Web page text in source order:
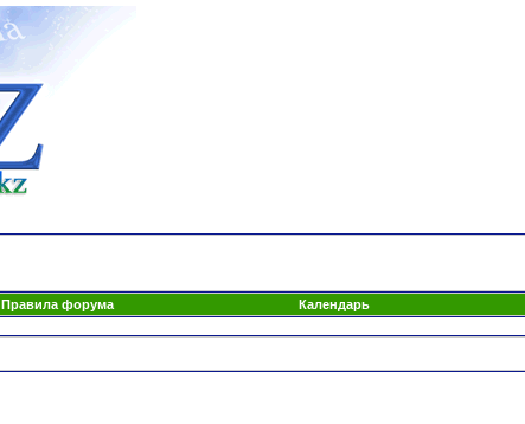
Правила форума Календарь